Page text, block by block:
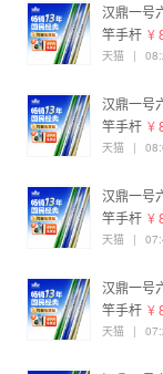
汉鼎一号
竿手杆 ¥
天猫 |
汉鼎一号
竿手杆 ¥
天猫 |
汉鼎一号
竿手杆 ¥
天猫 |
汉鼎一号
竿手杆 ¥
天猫 |